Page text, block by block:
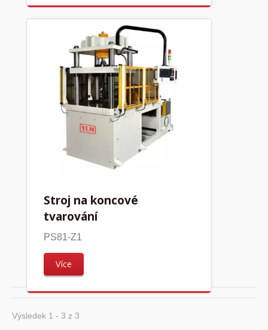
Stroj na koncové
tvarování
PS81-Z1
Více
Výsledek 1 - 3 z 3